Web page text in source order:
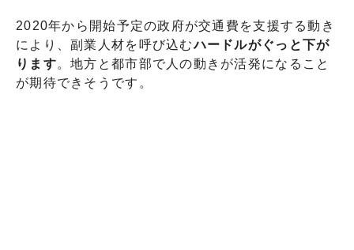
2020年から開始予定の政府が交通費を支援する動き
により、副業人材を呼び込むハードルがぐっと下が
ります。地方と都市部で人の動きが活発になること
が期待できそうです。